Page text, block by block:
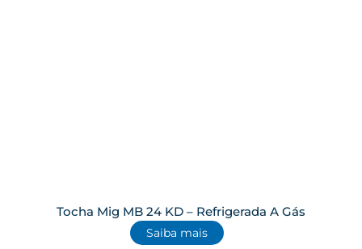
Tocha Mig MB 24 KD – Refrigerada A Gás
Saiba mais